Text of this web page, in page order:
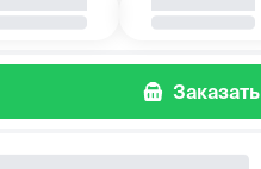
Заказать